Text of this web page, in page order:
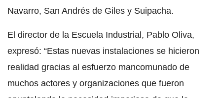
Navarro, San Andrés de Giles y Suipacha.
El director de la Escuela Industrial, Pablo Oliva,
expresó: “Estas nuevas instalaciones se hicieron
realidad gracias al esfuerzo mancomunado de
muchos actores y organizaciones que fueron